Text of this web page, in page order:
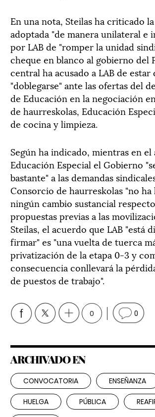
En una nota, Steilas ha criticado
adoptada "de manera unilateral e
por LAB de "romper la unidad
cheque en blanco al gobierno del
central ha acusado a LAB de estar
"doblegarse" ante las ofertas del
de Educación en la negociación
de haurreskolas, Educación
de cocina y limpieza.
Según ha indicado, mientras en el
Educación Especial el Gobierno
bastante" a las demandas
Consorcio de haurreskolas "no ha
ningún cambio sustancial
propuestas previas a las
Steilas, el acuerdo que LAB "está
firmar" es "una vuelta de tuerca
privatización de la etapa 0-3 y
consecuencia conllevará la
de puestos de trabajo".
0 0
ARCHIVADO EN
CONVOCATORIA ENSEÑANZA
HUELGA PÚBLICA